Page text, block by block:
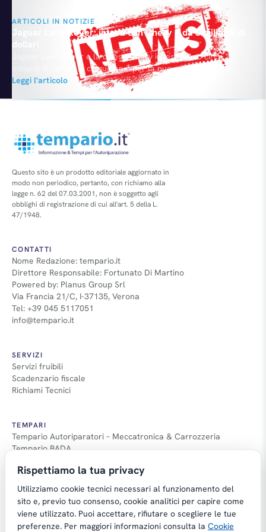
ARTICOLI IN NOTIZIE
Jaguar Land Rover: intesa con Chery è da 3 miliardi di
dollari
Jaguar Land Rover e la cinese Chery investiranno circa 3
miliardi di dollari in cinque anni per la nuova joint venture
appena siglata. Secondo fonti raccolte da Bloomberg, nel
dettaglio saranno spesi 1 miliardo per un nuovo stabilimento, 1
miliardo nella creazione di un brand inedito specifico per la
Leggi l'articolo
Questo sito è un prodotto editoriale aggiornato in
modo non periodico, pertanto, con richiamo alla
legge n. 62 del 07.03.2001, non è soggetto agli
obblighi di registrazione di cui all'art. 5 della L.
47/1948.
CONTATTI
Nome Redazione: tempario.it
Direttore Responsabile: Fortunato Di Martino
Powered by: Planus Group Srl
Via Francia 21/C, I-37135, Verona
Tel: +39 045 5117051
info@tempario.it
SERVIZI
Servizi fruibili
Scadenzario fiscale
Richiami Tecnici
TEMPARI
Tempario Autoriparatori – Meccatronica & Carrozzeria
Tempario BADA
Guida Applicazione Tempi
Rispettiamo la tua privacy
Utilizziamo cookie tecnici necessari al funzionamento del
sito e, previo tuo consenso, cookie analitici per capire come
viene utilizzato. Puoi accettare, rifiutare o scegliere le tue
preferenze. Per maggiori informazioni consulta la Cookie